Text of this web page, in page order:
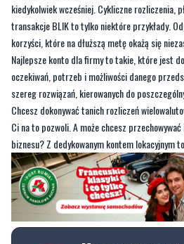
Najlepsze konto dla firmy to takie, które jest
oczekiwań, potrzeb i możliwości danego
szereg rozwiązań, kierowanych do
Chcesz dokonywać tanich rozliczeń
Ci na to pozwoli. A może chcesz
biznesu? Z dedykowanym kontem lokacyjnym
Ten artykuł nie